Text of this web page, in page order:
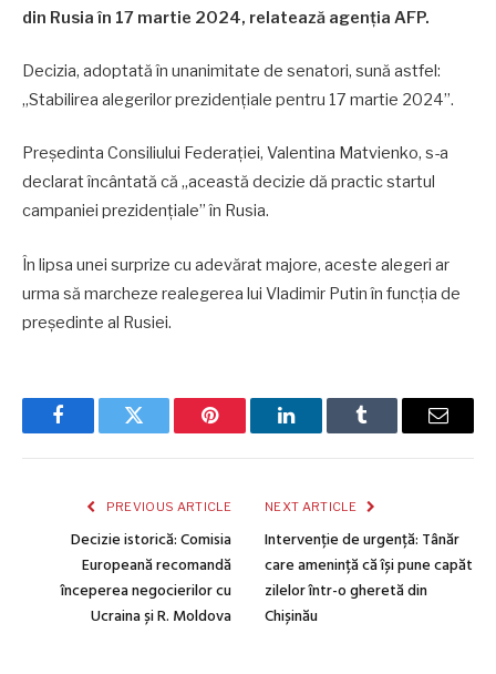
din Rusia în 17 martie 2024, relatează agenția AFP.
Decizia, adoptată în unanimitate de senatori, sună astfel:
„Stabilirea alegerilor prezidențiale pentru 17 martie 2024”.
Președinta Consiliului Federației, Valentina Matvienko, s-a
declarat încântată că „această decizie dă practic startul
campaniei prezidențiale” în Rusia.
În lipsa unei surprize cu adevărat majore, aceste alegeri ar
urma să marcheze realegerea lui Vladimir Putin în funcția de
președinte al Rusiei.
FacebookTwitter Pinterest LinkedInTumblr Email
PREVIOUS ARTICLE
Decizie istorică: Comisia
Europeană recomandă
începerea negocierilor cu
Ucraina și R. Moldova
NEXT ARTICLE
Intervenție de urgență: Tânăr
care amenință că își pune capăt
zilelor într-o gheretă din
Chișinău